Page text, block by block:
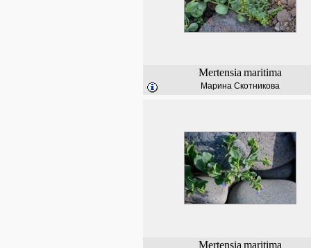
Mertensia maritima
Марина Скотникова
Mertensia maritima